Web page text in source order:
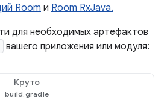
Room и Room RxJava.
для необходимых артефактов
вашего приложения или модуля:
Круто